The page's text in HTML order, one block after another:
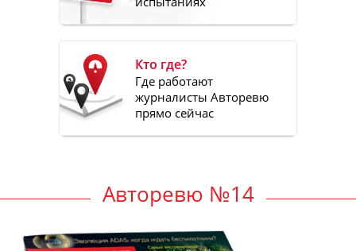
Кто где?
Где работают
журналисты Авторевю
прямо сейчас
Авторевю №14